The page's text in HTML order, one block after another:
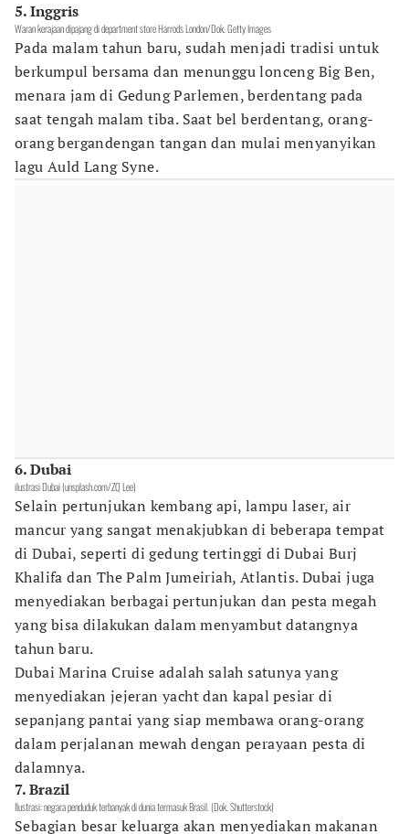
5. Inggris
Waran kerajaan dipajang di department store Harrods London/Dok. Getty Images
Pada malam tahun baru, sudah menjadi tradisi untuk
berkumpul bersama dan menunggu lonceng Big Ben,
menara jam di Gedung Parlemen, berdentang pada
saat tengah malam tiba. Saat bel berdentang, orang-
orang bergandengan tangan dan mulai menyanyikan
lagu Auld Lang Syne.
6. Dubai
ilustrasi Dubai (unsplash.com/ZQ Lee)
Selain pertunjukan kembang api, lampu laser, air
mancur yang sangat menakjubkan di beberapa tempat
di Dubai, seperti di gedung tertinggi di Dubai Burj
Khalifa dan The Palm Jumeiriah, Atlantis. Dubai juga
menyediakan berbagai pertunjukan dan pesta megah
yang bisa dilakukan dalam menyambut datangnya
tahun baru.
Dubai Marina Cruise adalah salah satunya yang
menyediakan jejeran yacht dan kapal pesiar di
sepanjang pantai yang siap membawa orang-orang
dalam perjalanan mewah dengan perayaan pesta di
dalamnya.
7. Brazil
Ilustrasi: negara penduduk terbanyak di dunia termasuk Brasil. (Dok. Shutterstock)
Sebagian besar keluarga akan menyediakan makanan